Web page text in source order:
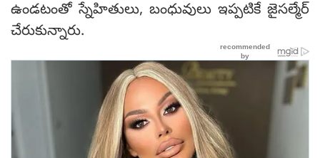
ఉండటంతో స్నేహితులు, బంధువులు ఇప్పటికే జైసల్మేర్
చేరుకున్నారు.